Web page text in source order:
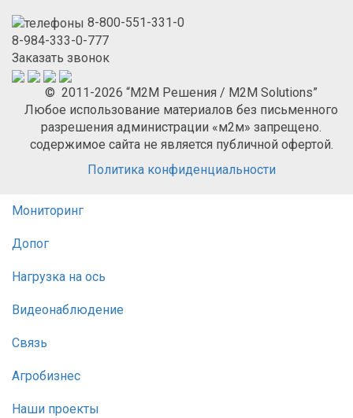
8-800-551-331-0
8-984-333-0-777
Заказать звонок
© 2011-2026 “М2М Решения / M2M Solutions”
Любое использование материалов без письменного
разрешения администрации «м2м» запрещено.
содержимое сайта не является публичной офертой.
Политика конфиденциальности
Мониторинг
Допог
Нагрузка на ось
Видеонаблюдение
Связь
Агробизнес
Наши проекты